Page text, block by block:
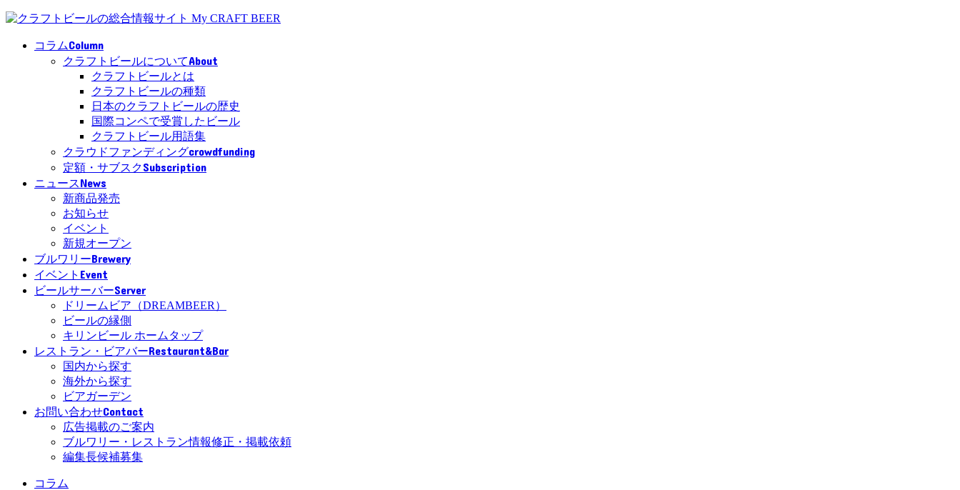
コラムColumn
クラフトビールについてAbout
クラフトビールとは
クラフトビールの種類
日本のクラフトビールの歴史
国際コンペで受賞したビール
クラフトビール用語集
クラウドファンディングcrowdfunding
定額・サブスクSubscription
ニュースNews
新商品発売
お知らせ
イベント
新規オープン
ブルワリーBrewery
イベント Event
ビールサーバーServer
ドリームビア（DREAMBEER）
ビールの縁側
キリンビール ホームタップ
レストラン・ビアバーRestaurant&Bar
国内から探す
海外から探す
ビアガーデン
お問い合わせContact
広告掲載のご案内
ブルワリー・レストラン情報修正・掲載依頼
編集長候補募集
コラム